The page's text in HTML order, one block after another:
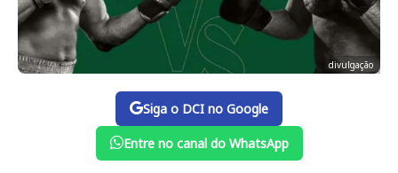
divulgação
Siga o DCI no Google
Entre no canal do WhatsApp